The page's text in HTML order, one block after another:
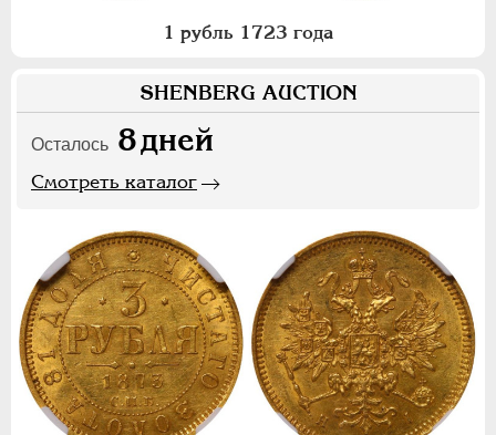
1 рубль 1723 года
SHENBERG AUCTION
Осталось 8дней
Смотреть каталог